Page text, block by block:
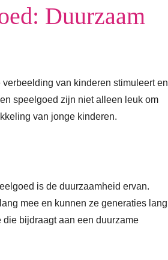
Duurzaam
van kinderen stimuleert en
speelgoed zijn niet alleen leuk om
van jonge kinderen.
is de duurzaamheid ervan.
mee en kunnen ze generaties lang
bijdraagt aan een duurzame